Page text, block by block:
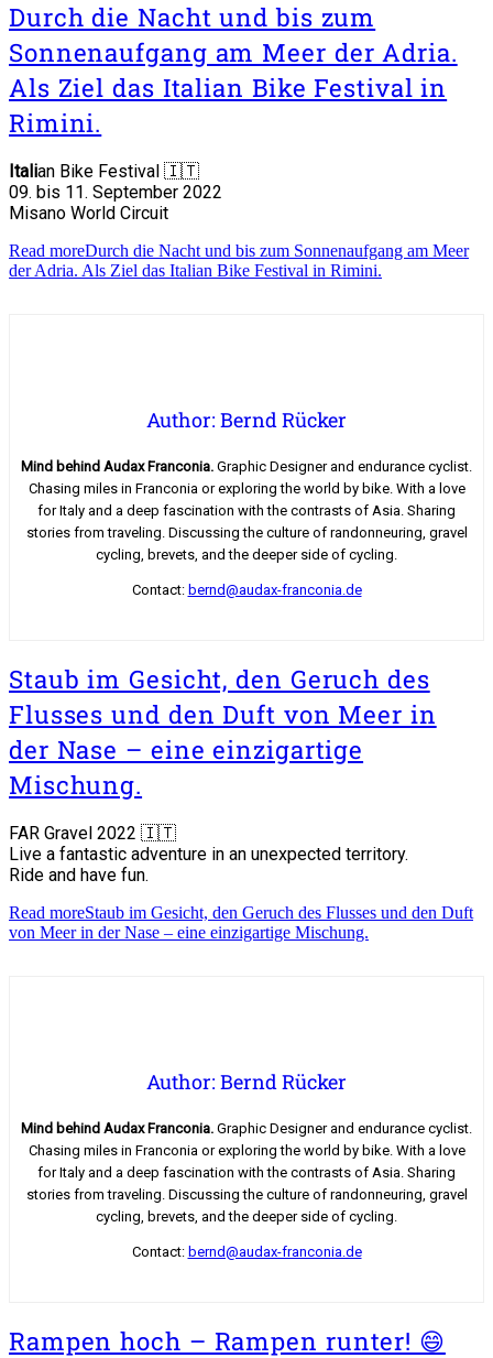
Durch die Nacht und bis zum
Sonnenaufgang am Meer der Adria.
Als Ziel das Italian Bike Festival in
Rimini.
Italian Bike Festival 🇮🇹
09. bis 11. September 2022
Misano World Circuit
Read moreDurch die Nacht und bis zum Sonnenaufgang am Meer
der Adria. Als Ziel das Italian Bike Festival in Rimini.
Author: Bernd Rücker
Mind behind Audax Franconia. Graphic Designer and endurance cyclist.
Chasing miles in Franconia or exploring the world by bike. With a love
for Italy and a deep fascination with the contrasts of Asia. Sharing
stories from traveling. Discussing the culture of randonneuring, gravel
cycling, brevets, and the deeper side of cycling.
Contact: bernd@audax-franconia.de
Staub im Gesicht, den Geruch des
Flusses und den Duft von Meer in
der Nase – eine einzigartige
Mischung.
FAR Gravel 2022 🇮🇹
Live a fantastic adventure in an unexpected territory.
Ride and have fun.
Read moreStaub im Gesicht, den Geruch des Flusses und den Duft
von Meer in der Nase – eine einzigartige Mischung.
Author: Bernd Rücker
Mind behind Audax Franconia. Graphic Designer and endurance cyclist.
Chasing miles in Franconia or exploring the world by bike. With a love
for Italy and a deep fascination with the contrasts of Asia. Sharing
stories from traveling. Discussing the culture of randonneuring, gravel
cycling, brevets, and the deeper side of cycling.
Contact: bernd@audax-franconia.de
Rampen hoch – Rampen runter! 😄